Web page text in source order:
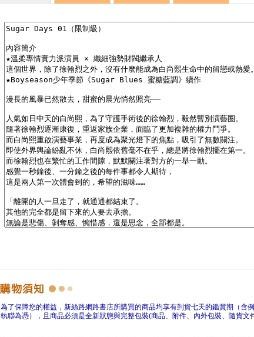
為了保障您的權益，新絲路網路書店所購買的商品均享有到貨七天的鑑賞期（含
執聯為憑），且商品必須是全新狀態與完整包裝(商品、附件、內外包裝、隨貨文